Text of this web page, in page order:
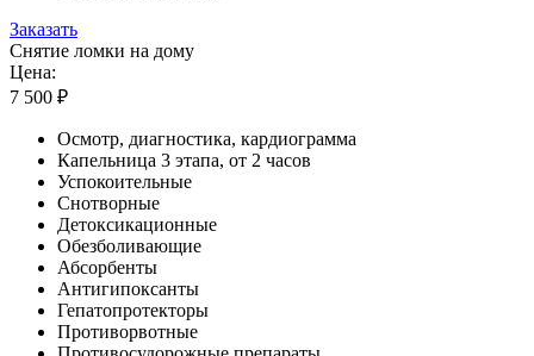
Заказать
Снятие ломки на дому
Цена:
7 500 ₽
Осмотр, диагностика, кардиограмма
Капельница 3 этапа, от 2 часов
Успокоительные
Снотворные
Детоксикационные
Обезболивающие
Абсорбенты
Антигипоксанты
Гепатопротекторы
Противорвотные